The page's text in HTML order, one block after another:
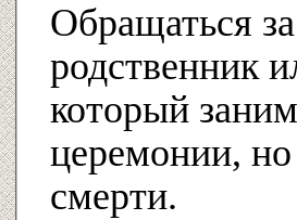
Обращаться
родственник
который
церемонии,
смерти.